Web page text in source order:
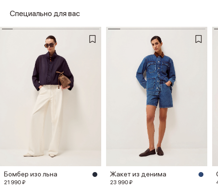
Специально для вас
Бомбер изо льна
21 990 ₽
Жакет из денима
23 990 ₽